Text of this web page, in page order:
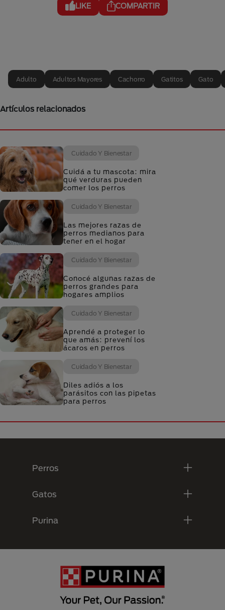
LIKE COMPARTIR
Adulto Adultos Mayores Cachorro Gatitos Gato
Artículos relacionados
Cuidado Y Bienestar
Cuidá a tu mascota: mira
qué verduras pueden
comer los perros
Cuidado Y Bienestar
Las mejores razas de
perros medianos para
tener en el hogar
Cuidado Y Bienestar
Conocé algunas razas de
perros grandes para
hogares amplios
Cuidado Y Bienestar
Aprendé a proteger lo
que amás: prevení los
ácaros en perros
Cuidado Y Bienestar
Diles adiós a los
parásitos con las pipetas
para perros
Perros
Gatos
Purina